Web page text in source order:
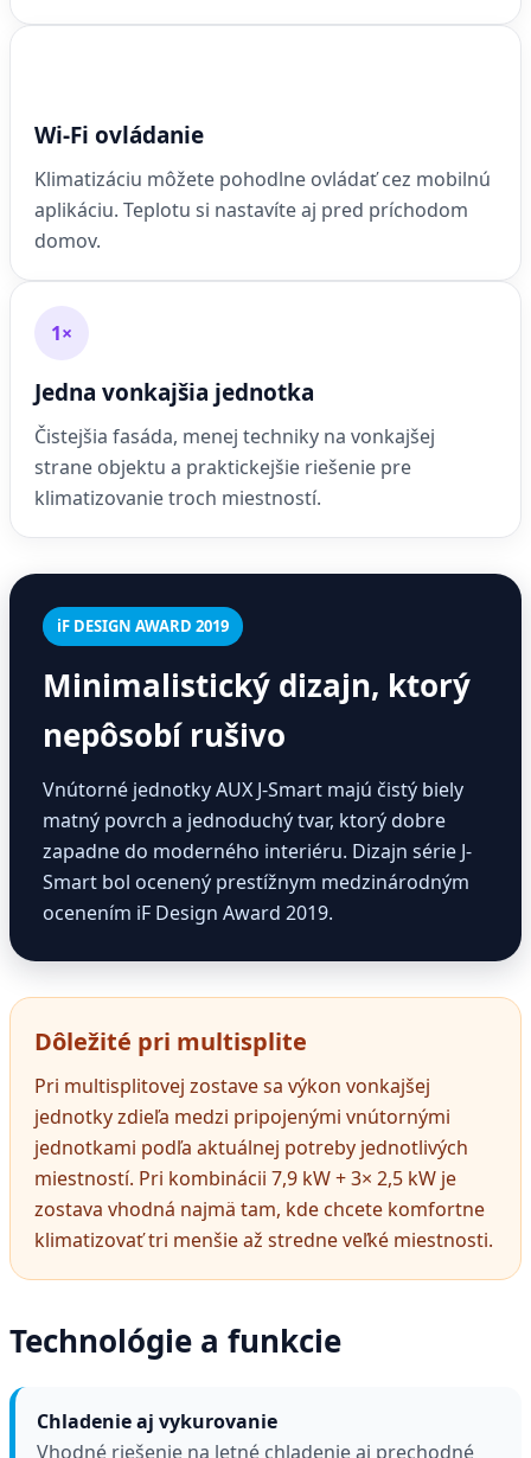
Wi-Fi ovládanie
Klimatizáciu môžete pohodlne ovládať cez mobilnú
aplikáciu. Teplotu si nastavíte aj pred príchodom
domov.
1×
Jedna vonkajšia jednotka
Čistejšia fasáda, menej techniky na vonkajšej
strane objektu a praktickejšie riešenie pre
klimatizovanie troch miestností.
iF DESIGN AWARD 2019
Minimalistický dizajn, ktorý
nepôsobí rušivo
Vnútorné jednotky AUX J-Smart majú čistý biely
matný povrch a jednoduchý tvar, ktorý dobre
zapadne do moderného interiéru. Dizajn série J-
Smart bol ocenený prestížnym medzinárodným
ocenením iF Design Award 2019.
Dôležité pri multisplite
Pri multisplitovej zostave sa výkon vonkajšej
jednotky zdieľa medzi pripojenými vnútornými
jednotkami podľa aktuálnej potreby jednotlivých
miestností. Pri kombinácii 7,9 kW + 3× 2,5 kW je
zostava vhodná najmä tam, kde chcete komfortne
klimatizovať tri menšie až stredne veľké miestnosti.
Technológie a funkcie
Chladenie aj vykurovanie
Vhodné riešenie na letné chladenie aj prechodné